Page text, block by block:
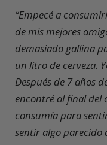
“Empecé a
de mis mejores
demasiado gallina
un litro de cerveza.
Después de 7 años
encontré al final del
consumía para
sentir algo parecido